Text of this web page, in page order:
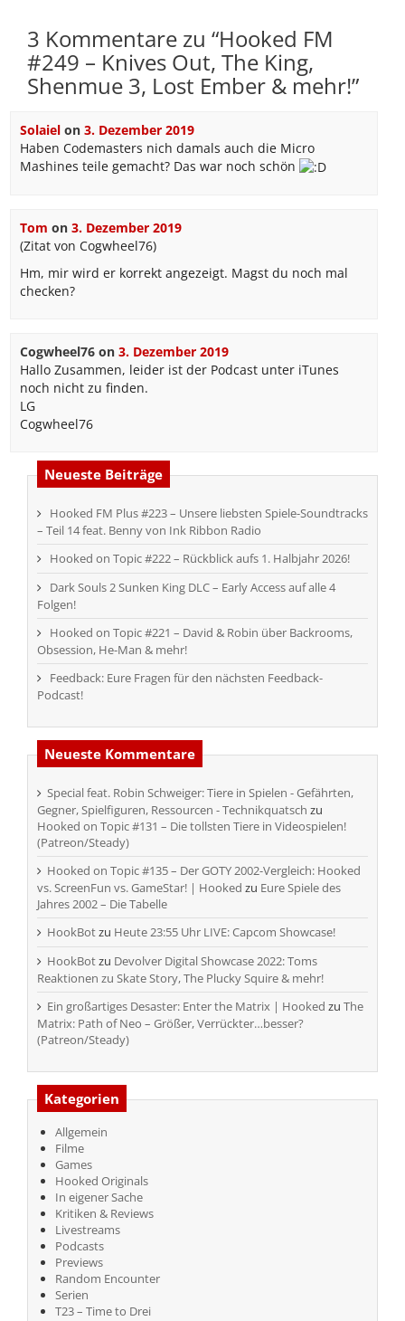
3 Kommentare zu “Hooked FM
#249 – Knives Out, The King,
Shenmue 3, Lost Ember & mehr!”
Solaielon 3. Dezember 2019
Haben Codemasters nich damals auch die Micro
Mashines teile gemacht? Das war noch schön
Tom on 3. Dezember 2019
(Zitat von Cogwheel76)
Hm, mir wird er korrekt angezeigt. Magst du noch mal
checken?
Cogwheel76on 3. Dezember 2019
Hallo Zusammen, leider ist der Podcast unter iTunes
noch nicht zu finden.
LG
Cogwheel76
Neueste Beiträge
Hooked FM Plus #223 – Unsere liebsten Spiele-Soundtracks
– Teil 14 feat. Benny von Ink Ribbon Radio
Hooked on Topic #222 – Rückblick aufs 1. Halbjahr 2026!
Dark Souls 2 Sunken King DLC – Early Access auf alle 4
Folgen!
Hooked on Topic #221 – David & Robin über Backrooms,
Obsession, He-Man & mehr!
Feedback: Eure Fragen für den nächsten Feedback-
Podcast!
Neueste Kommentare
Special feat. Robin Schweiger: Tiere in Spielen - Gefährten,
Gegner, Spielfiguren, Ressourcen - Technikquatsch zu
Hooked on Topic #131 – Die tollsten Tiere in Videospielen!
(Patreon/Steady)
Hooked on Topic #135 – Der GOTY 2002-Vergleich: Hooked
vs. ScreenFun vs. GameStar! | Hooked zu Eure Spiele des
Jahres 2002 – Die Tabelle
HookBotzu Heute 23:55 Uhr LIVE: Capcom Showcase!
HookBotzu Devolver Digital Showcase 2022: Toms
Reaktionen zu Skate Story, The Plucky Squire & mehr!
Ein großartiges Desaster: Enter the Matrix | Hooked zu The
Matrix: Path of Neo – Größer, Verrückter…besser?
(Patreon/Steady)
Kategorien
Allgemein
Filme
Games
Hooked Originals
In eigener Sache
Kritiken & Reviews
Livestreams
Podcasts
Previews
Random Encounter
Serien
T23 – Time to Drei